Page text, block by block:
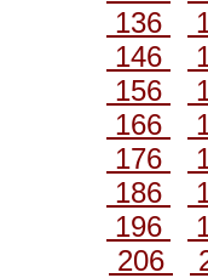
136
146
156
166
176
186
196
206